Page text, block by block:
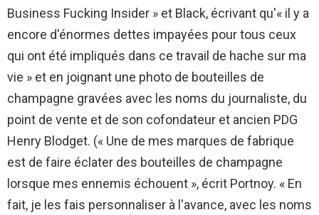
Business Fucking Insider » et Black, écrivant qu'« il y a
encore d'énormes dettes impayées pour tous ceux
qui ont été impliqués dans ce travail de hache sur ma
vie » et en joignant une photo de bouteilles de
champagne gravées avec les noms du journaliste, du
point de vente et de son cofondateur et ancien PDG
Henry Blodget. (« Une de mes marques de fabrique
est de faire éclater des bouteilles de champagne
lorsque mes ennemis échouent », écrit Portnoy. « En
fait, je les fais personnaliser à l'avance, avec les noms